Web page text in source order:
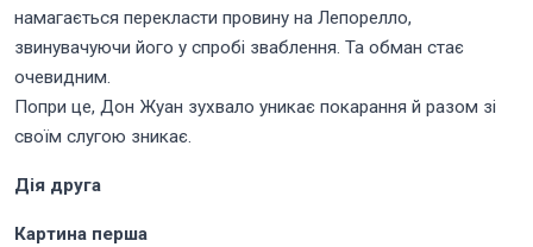
намагається перекласти провину на Лепорелло,
звинувачуючи його у спробі зваблення. Та обман стає
очевидним.
Попри це, Дон Жуан зухвало уникає покарання й разом зі
своїм слугою зникає.
Дія друга
Картина перша